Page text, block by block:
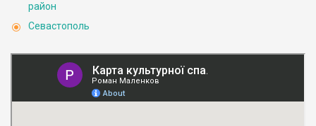
район
Севастополь